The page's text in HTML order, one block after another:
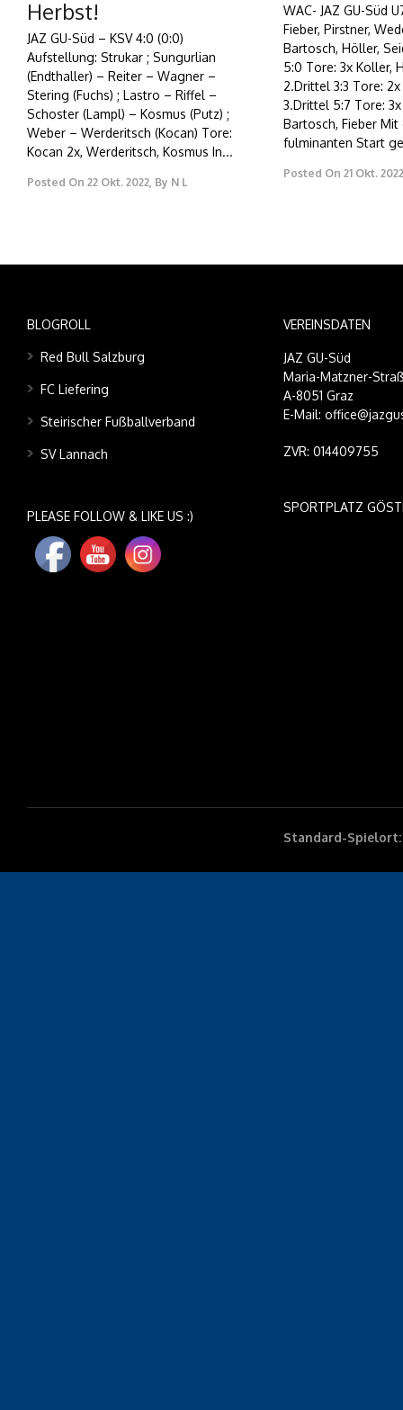
Herbst!
JAZ GU-Süd – KSV 4:0 (0:0)
Aufstellung: Strukar ; Sungurlian
(Endthaller) – Reiter – Wagner –
Stering (Fuchs) ; Lastro – Riffel –
Schoster (Lampl) – Kosmus (Putz) ;
Weber – Werderitsch (Kocan) Tore:
Kocan 2x, Werderitsch, Kosmus In...
Posted On 22 Okt. 2022, By N L
WAC- JAZ GU-Süd
Fieber, Pirstner,
Bartosch, Höller,
5:0 Tore: 3x Koller,
2.Drittel 3:3 Tore:
3.Drittel 5:7 Tore:
Bartosch, Fieber Mit
fulminanten Start
Posted On 21 Okt. 2022
BLOGROLL
Red Bull Salzburg
FC Liefering
Steirischer Fußballverband
SV Lannach
PLEASE FOLLOW & LIKE US :)
VEREINSDATEN
JAZ GU-Süd
Maria-Matzner-
A-8051 Graz
E-Mail:
ZVR: 014409755
SPORTPLATZ
Standard-Spielort: